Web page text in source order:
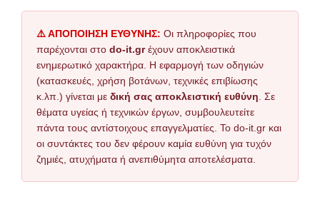
⚠️ ΑΠΟΠΟΙΗΣΗ ΕΥΘΥΝΗΣ: Οι πληροφορίες που
παρέχονται στο do-it.grέχουν αποκλειστικά
ενημερωτικό χαρακτήρα. Η εφαρμογή των οδηγιών
(κατασκευές, χρήση βοτάνων, τεχνικές επιβίωσης
κ.λπ.) γίνεται με δική σας αποκλειστική ευθύνη . Σε
θέματα υγείας ή τεχνικών έργων, συμβουλευτείτε
πάντα τους αντίστοιχους επαγγελματίες. Το do-it.gr και
οι συντάκτες του δεν φέρουν καμία ευθύνη για τυχόν
ζημιές, ατυχήματα ή ανεπιθύμητα αποτελέσματα.